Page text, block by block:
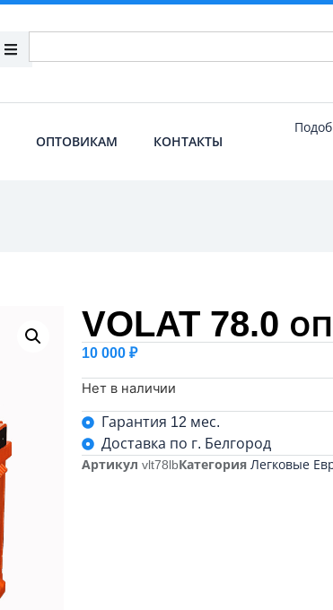
ОПТОВИКАМ КОНТАКТЫ
VOLAT 78.0
10 000 ₽
Нет в наличии
Гарантия 12 мес.
Доставка по г. Белгород
Артикул vlt78lbКатегория Легковые